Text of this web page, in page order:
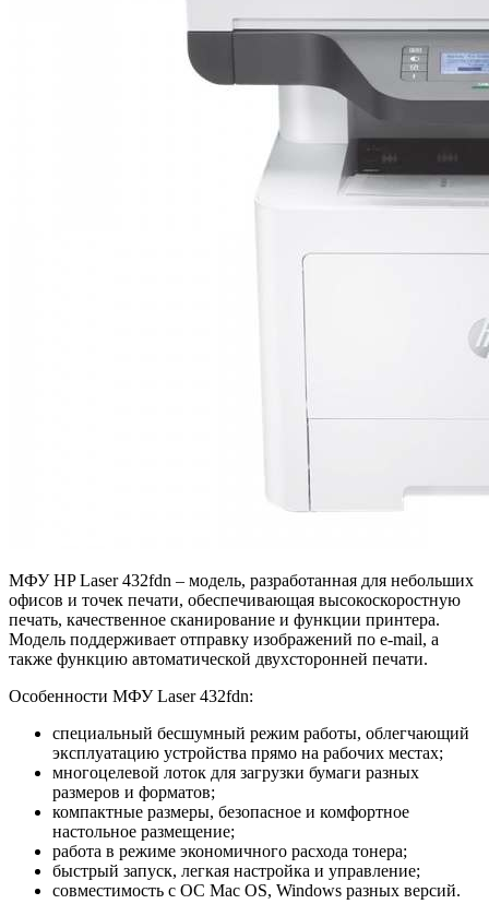
МФУ HP Laser 432fdn – модель, разработанная для небольших
офисов и точек печати, обеспечивающая высокоскоростную
печать, качественное сканирование и функции принтера.
Модель поддерживает отправку изображений по e-mail, а
также функцию автоматической двухсторонней печати.
Особенности МФУ Laser 432fdn:
специальный бесшумный режим работы, облегчающий
эксплуатацию устройства прямо на рабочих местах;
многоцелевой лоток для загрузки бумаги разных
размеров и форматов;
компактные размеры, безопасное и комфортное
настольное размещение;
работа в режиме экономичного расхода тонера;
быстрый запуск, легкая настройка и управление;
совместимость с ОС Mac OS, Windows разных версий.